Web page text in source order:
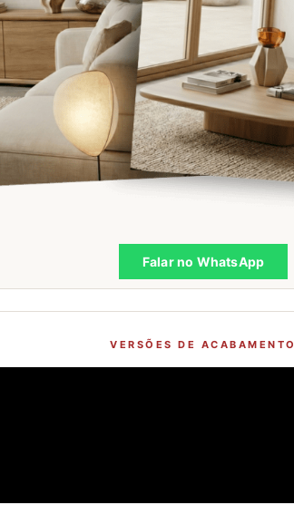
Falar no WhatsApp
VERSÕES DE ACABAMENTO